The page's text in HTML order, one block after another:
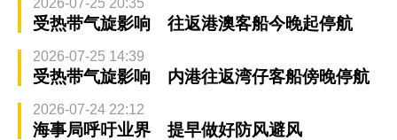
2026-07-25 20:35
受热带气旋影响 往返港澳客船今晚起停航
2026-07-25 14:39
受热带气旋影响 内港往返湾仔客船傍晚停航
2026-07-24 22:12
海事局呼吁业界 提早做好防风避风